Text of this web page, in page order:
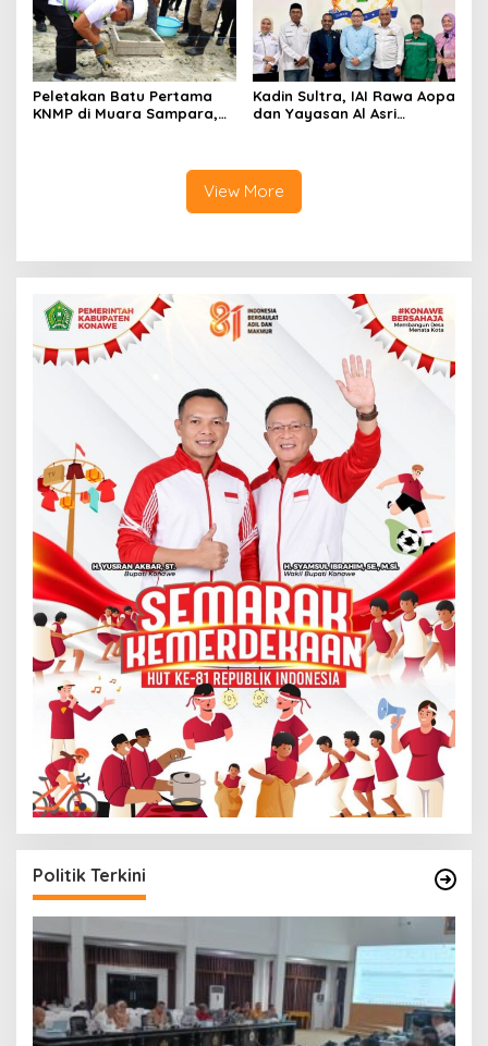
Peletakan Batu Pertama
KNMP di Muara Sampara,
Kadin Sultra, IAI Rawa Aopa
dan Yayasan Al Asri
View More
Politik Terkini